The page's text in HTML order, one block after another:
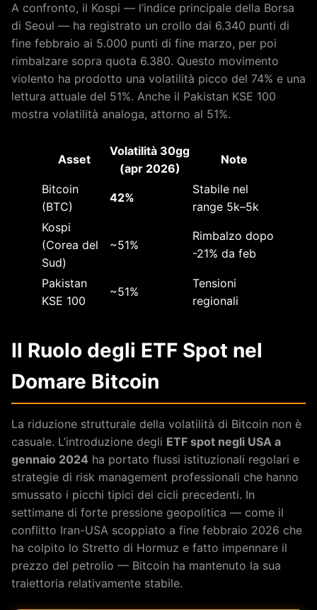
A confronto, il Kospi — l’indice principale della Borsa
di Seoul — ha registrato un crollo dai 6.340 punti di
fine febbraio ai 5.000 punti di fine marzo, per poi
rimbalzare sopra quota 6.380. Questo movimento
violento ha prodotto una volatilità picco del 74% e una
lettura attuale del 51%. Anche il Pakistan KSE 100
mostra volatilità analoga, attorno al 51%.
Asset
Volatilità 30gg
(apr 2026)
Note
Bitcoin
(BTC)
42%
Stabile nel
range 5k–5k
Kospi
(Corea del
Sud)
~51%
Rimbalzo dopo
-21% da feb
Pakistan
KSE 100
~51%
Tensioni
regionali
Il Ruolo degli ETF Spot nel
Domare Bitcoin
La riduzione strutturale della volatilità di Bitcoin non è
casuale. L’introduzione degli ETF spot negli USA a
gennaio 2024 ha portato flussi istituzionali regolari e
strategie di risk management professionali che hanno
smussato i picchi tipici dei cicli precedenti. In
settimane di forte pressione geopolitica — come il
conflitto Iran-USA scoppiato a fine febbraio 2026 che
ha colpito lo Stretto di Hormuz e fatto impennare il
prezzo del petrolio — Bitcoin ha mantenuto la sua
traiettoria relativamente stabile.